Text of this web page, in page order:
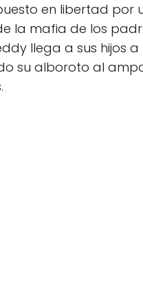
en libertad por
la mafia de los
llega a sus hijos
su alboroto al